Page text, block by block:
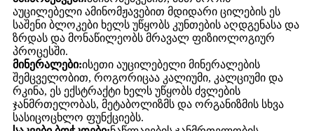
აუცილებელი ამინომჟავებით მდიდარი ცილების ეს
საშენი ბლოკები ხელს უწყობს კუნთების აღდგენასა და
ზრდას და მონაწილეობს მრავალ ფიზიოლოგიურ
პროცესში.
მინერალები:ისეთი აუცილებელი მინერალების
შემცველობით, როგორიცაა კალიუმი, კალციუმი და
რკინა, ეს ექსტრაქტი ხელს უწყობს ძვლების
ჯანმრთელობას, მეტაბოლიზმს და ორგანიზმის სხვა
სასიცოცხლო ფუნქციებს.